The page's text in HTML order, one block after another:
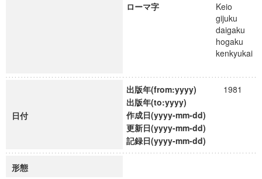
ローマ字
Keio
gijuku
daigaku
hogaku
kenkyukai
日付
出版年(from:yyyy)
1981
出版年(to:yyyy)
作成日(yyyy-mm-dd)
更新日(yyyy-mm-dd)
記録日(yyyy-mm-dd)
形態